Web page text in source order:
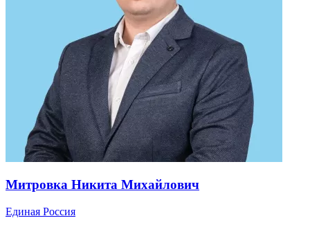
Митровка Никита Михайлович
Единая Россия